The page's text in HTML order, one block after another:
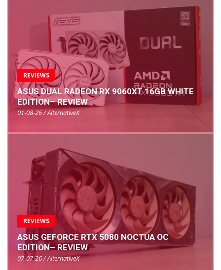
REVIEWS
ASUS DUAL RADEON RX 9060XT 16GB WHITE
EDITION– REVIEW
01-08-26 / AlternativeX
REVIEWS
ASUS GEFORCE RTX 5080 NOCTUA OC
EDITION– REVIEW
07-07-26 / AlternativeX